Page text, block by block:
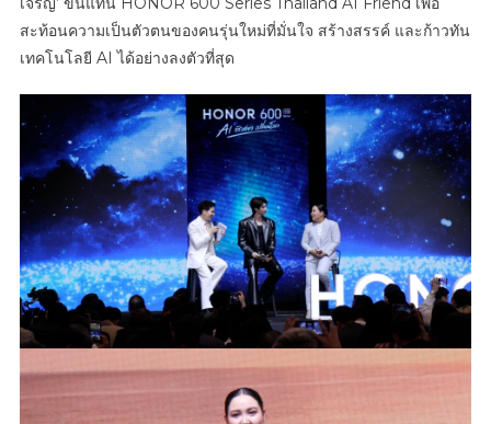
Video
2.0
ของ
อุตสาหกร
พร้อม
กล้อง
200MP
AI
Portrait
Camera
แบ
ตอึด
สะท้อนความเป็นตัวตนของคนรุ่นใหม่ที่มั่นใจ สร้างสรรค์ และก้าวทัน
เทคโนโลยี AI ได้อย่างลงตัวที่สุด